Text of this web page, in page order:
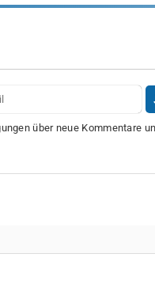
über neue Kommentare